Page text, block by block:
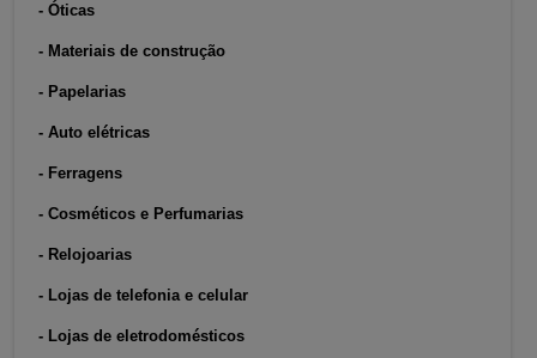
- Óticas
- Materiais de construção
- Papelarias
- Auto elétricas
- Ferragens
- Cosméticos e Perfumarias
- Relojoarias
- Lojas de telefonia e celular
- Lojas de eletrodomésticos